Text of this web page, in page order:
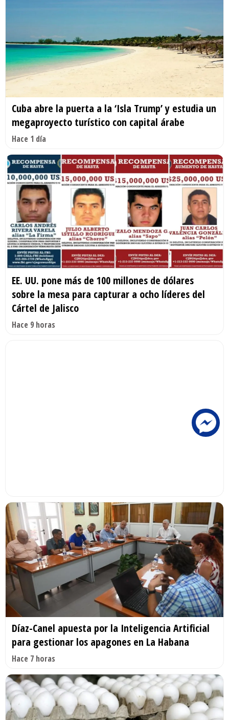
Cuba abre la puerta a la ‘Isla Trump’ y estudia un
megaproyecto turístico con capital árabe
Hace 1 día
EE. UU. pone más de 100 millones de dólares
sobre la mesa para capturar a ocho líderes del
Cártel de Jalisco
Hace 9 horas
Díaz-Canel apuesta por la Inteligencia Artificial
para gestionar los apagones en La Habana
Hace 7 horas